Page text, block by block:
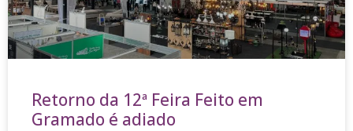
Retorno da 12ª Feira Feito em
Gramado é adiado